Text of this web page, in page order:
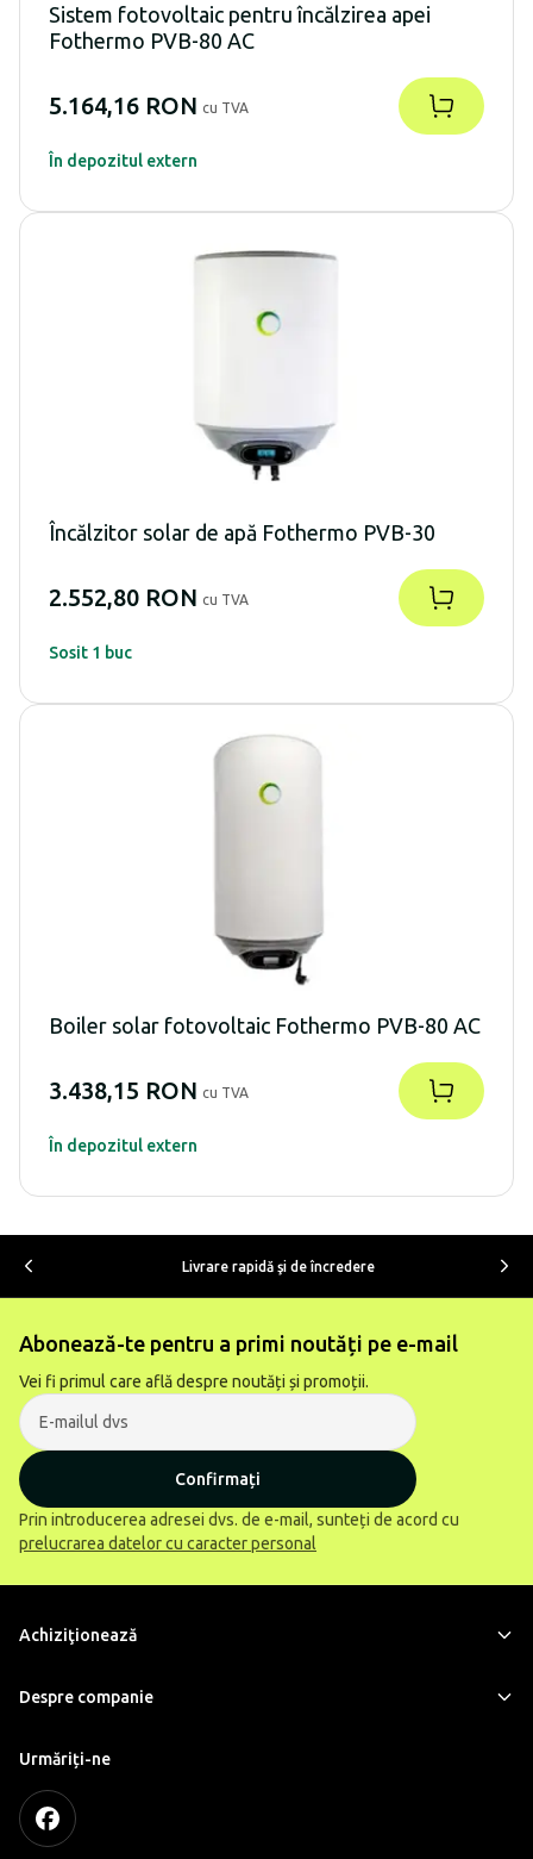
Sistem fotovoltaic pentru încălzirea apei
Fothermo PVB-80 AC
5.164,16 RON cu TVA
În depozitul extern
Încălzitor solar de apă Fothermo PVB-30
2.552,80 RON cu TVA
Sosit 1 buc
Boiler solar fotovoltaic Fothermo PVB-80 AC
3.438,15 RON cu TVA
În depozitul extern
Livrare rapidă şi de încredere
Abonează-te pentru a primi noutăți pe e-mail
Vei fi primul care află despre noutăți și promoții.
Confirmați
Prin introducerea adresei dvs. de e-mail, sunteți de acord cu
prelucrarea datelor cu caracter personal
Achiziţionează
Despre companie
Urmăriți-ne